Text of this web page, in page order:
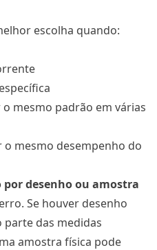
escolha quando:
mesmo padrão em várias
mesmo desempenho do
por desenho ou amostra
Se houver desenho
das medidas
amostra física pode